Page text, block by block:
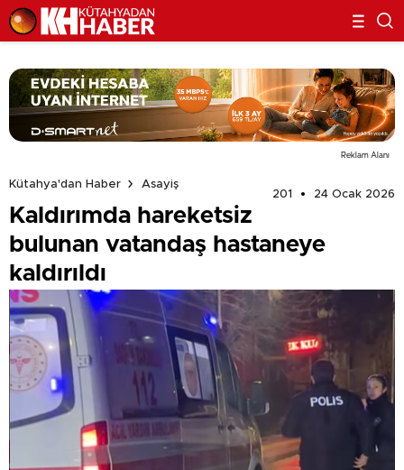
Reklam Alanı
Kütahya'dan Haber
Asayiş
201
24 Ocak 2026
Kaldırımda hareketsiz
bulunan vatandaş hastaneye
kaldırıldı